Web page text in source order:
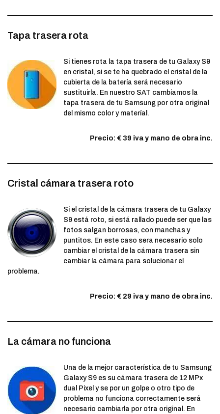
Tapa trasera rota
Si tienes rota la tapa trasera de tu Galaxy S9
en cristal, si se te ha quebrado el cristal de la
cubierta de la batería será necesario
sustituirla. En nuestro SAT cambiamos la
tapa trasera de tu Samsung por otra original
del mismo color y materíal.
Precio: € 39 iva y mano de obra inc.
Cristal cámara trasera roto
Si el cristal de la cámara trasera de tu Galaxy
S9 está roto, si está rallado puede ser que las
fotos salgan borrosas, con manchas y
puntitos. En este caso sera necesario solo
cambiar el cristal de la cámara trasera sin
cambiar la cámara para solucionar el
problema.
Precio: € 29 iva y mano de obra inc.
La cámara no funciona
Una de la mejor característica de tu Samsung
Galaxy S9 es su cámara trasera de 12 MPx
dual Pixel y se por un golpe o otro tipo de
problema no funciona correctamente será
necesario cambiarla por otra original. En